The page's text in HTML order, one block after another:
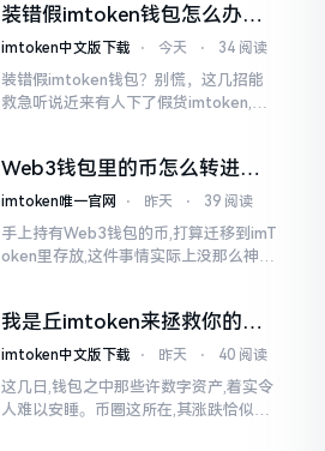
直忐忑不安。我折腾了好些日子
装错假imtoken钱包怎么办？
别慌，快卸载，这几招能救急
imtoken中文版下载 ⋅ 今天 ⋅ 34 阅读
装错假imtoken钱包？别慌，这几招能
救急听说近来有人下了假货imtoken,心
是陷阱。
Web3钱包里的币怎么转进
imToken？别慌，三步搞定
imtoken唯一官网 ⋅ 昨天 ⋅ 39 阅读
手上持有Web3钱包的币,打算迁移到imT
oken里存放,这件事情实际上没那么神秘
我是丘imtoken来拯救你的钱
包
imtoken中文版下载 ⋅ 昨天 ⋅ 40 阅读
这几日,钱包之中那些许数字资产,着实令
人难以安睡。币圈这所在,其涨跌恰似翻